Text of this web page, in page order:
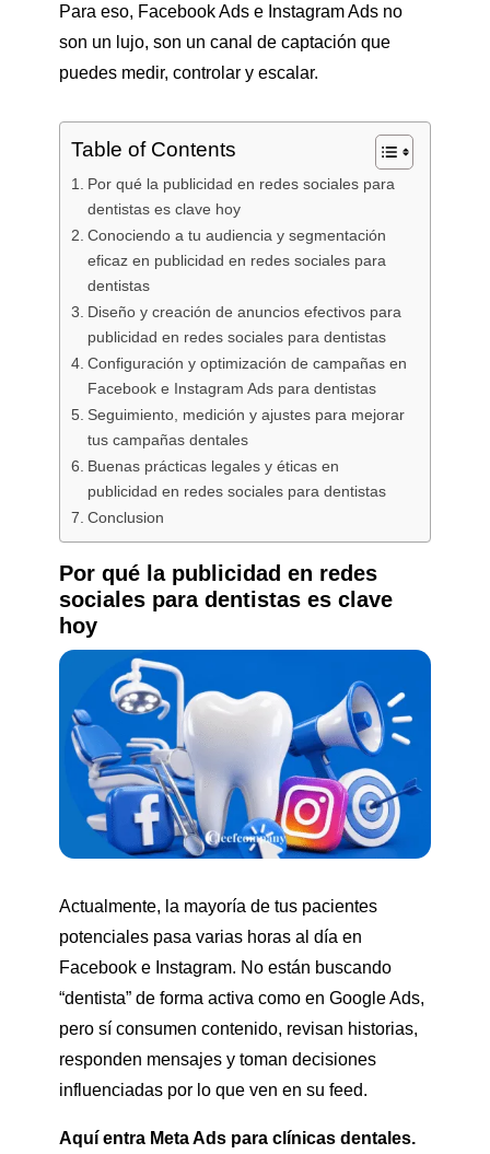
Para eso, Facebook Ads e Instagram Ads no
son un lujo, son un canal de captación que
puedes medir, controlar y escalar.
Table of Contents
Por qué la publicidad en redes sociales para
dentistas es clave hoy
Conociendo a tu audiencia y segmentación
eficaz en publicidad en redes sociales para
dentistas
Diseño y creación de anuncios efectivos para
publicidad en redes sociales para dentistas
Configuración y optimización de campañas en
Facebook e Instagram Ads para dentistas
Seguimiento, medición y ajustes para mejorar
tus campañas dentales
Buenas prácticas legales y éticas en
publicidad en redes sociales para dentistas
Conclusion
Por qué la publicidad en redes
sociales para dentistas es clave
hoy
Actualmente, la mayoría de tus pacientes
potenciales pasa varias horas al día en
Facebook e Instagram. No están buscando
“dentista” de forma activa como en Google Ads,
pero sí consumen contenido, revisan historias,
responden mensajes y toman decisiones
influenciadas por lo que ven en su feed.
Aquí entra Meta Ads para clínicas dentales.